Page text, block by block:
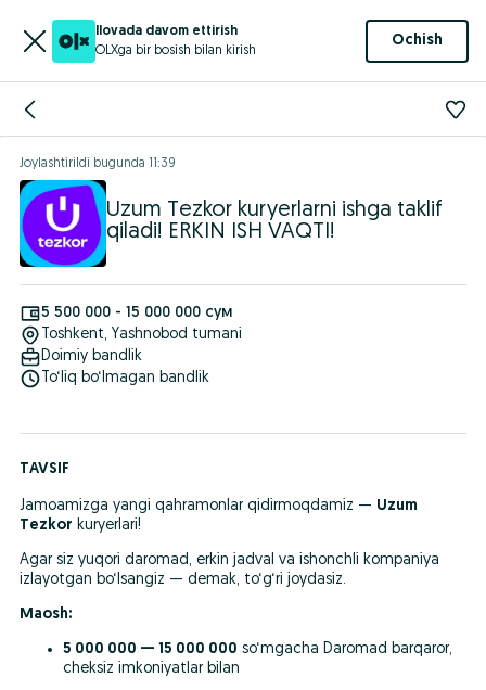
Ilovada davom ettirish
OLXga bir bosish bilan kirish
Ochish
Joylashtirildi bugunda 11:39
Uzum Tezkor kuryerlarni ishga taklif
qiladi! ERKIN ISH VAQTI!
5 500 000 - 15 000 000 сум
Toshkent, Yashnobod tumani
Doimiy bandlik
To‘liq bo‘lmagan bandlik
TAVSIF
Jamoamizga yangi qahramonlar qidirmoqdamiz — Uzum
Tezkor kuryerlari!
Agar siz yuqori daromad, erkin jadval va ishonchli kompaniya
izlayotgan bo‘lsangiz — demak, to‘g‘ri joydasiz.
Maosh:
5 000 000 — 15 000 000 so‘mgacha Daromad barqaror,
cheksiz imkoniyatlar bilan